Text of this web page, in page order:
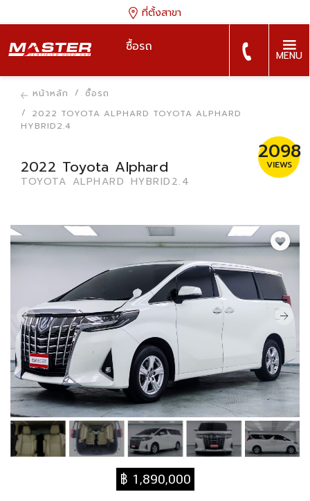
ที่ตั้งสาขา
ซื้อรถ
MENU
หน้าหลัก
ซื้อรถ
2022 TOYOTA ALPHARD TOYOTA ALPHARD
HYBRID2.4
2022 Toyota Alphard
TOYOTA ALPHARD HYBRID2.4
2098
VIEWS
฿ 1,890,000